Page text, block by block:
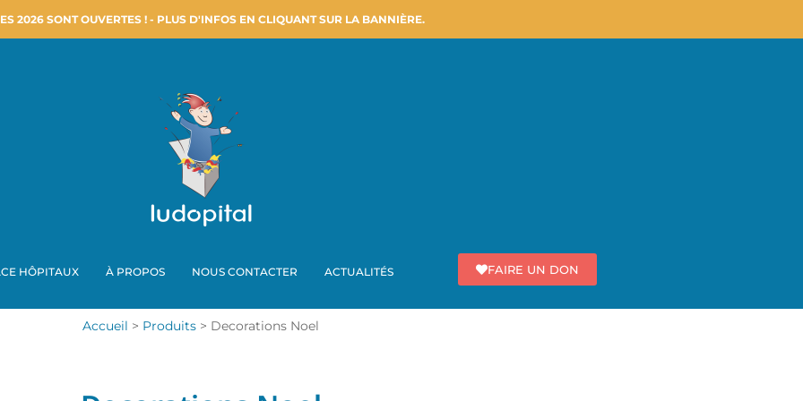
2026 SONT OUVERTES ! - PLUS D'INFOS EN CLIQUANT SUR LA BANNIÈRE.
HÔPITAUX À PROPOS NOUS CONTACTER ACTUALITÉS FAIRE UN DON
Accueil Produits Decorations Noel